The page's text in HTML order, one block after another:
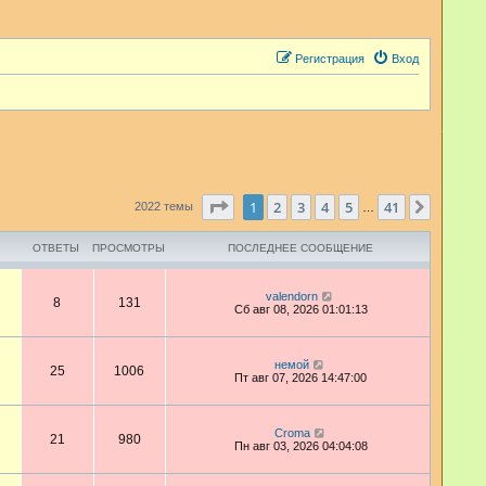
Вход
Регистрация
2022 темы Страница1 из 41
1 2 3 4 5 41
ОТВЕТЫ ПРОСМОТРЫ ПОСЛЕДНЕЕ СООБЩЕНИЕ
8 131
valendorn
Сб авг 08, 2026 01:01:13
25 1006
немой
Пт авг 07, 2026 14:47:00
21 980
Croma
Пн авг 03, 2026 04:04:08